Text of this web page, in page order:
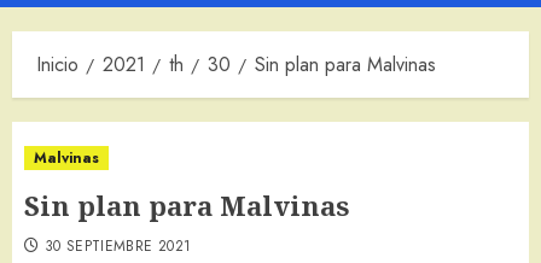
Inicio 2021 th 30 Sin plan para Malvinas
Malvinas
Sin plan para Malvinas
30 SEPTIEMBRE 2021